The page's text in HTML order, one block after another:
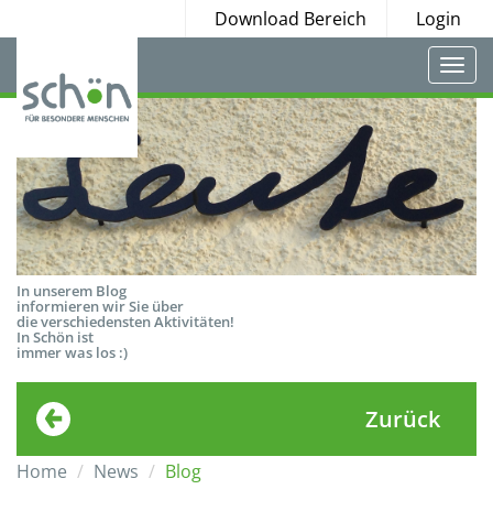
Download Bereich Login
In unserem Blog
informieren wir Sie über
die verschiedensten Aktivitäten!
In Schön ist
immer was los :)
Zurück
Home News Blog